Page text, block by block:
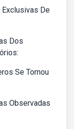
De
Dos
Se Tornou
Observadas